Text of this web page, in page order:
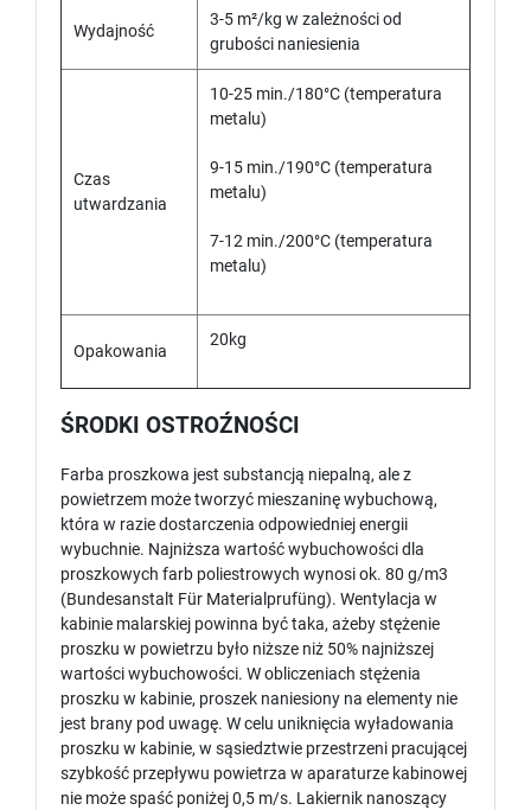
Wydajność
3-5 m²/kg w zależności od
grubości naniesienia
Czas
utwardzania
10-25 min./180°C (temperatura
metalu)
9-15 min./190°C (temperatura
metalu)
7-12 min./200°C (temperatura
metalu)
Opakowania
20kg
ŚRODKI OSTROŹNOŚCI
Farba proszkowa jest substancją niepalną, ale z
powietrzem może tworzyć mieszaninę wybuchową,
która w razie dostarczenia odpowiedniej energii
wybuchnie. Najniższa wartość wybuchowości dla
proszkowych farb poliestrowych wynosi ok. 80 g/m3
(Bundesanstalt Für Materialprufüng). Wentylacja w
kabinie malarskiej powinna być taka, ażeby stężenie
proszku w powietrzu było niższe niż 50% najniższej
wartości wybuchowości. W obliczeniach stężenia
proszku w kabinie, proszek naniesiony na elementy nie
jest brany pod uwagę. W celu uniknięcia wyładowania
proszku w kabinie, w sąsiedztwie przestrzeni pracującej
szybkość przepływu powietrza w aparaturze kabinowej
nie może spaść poniżej 0,5 m/s. Lakiernik nanoszący